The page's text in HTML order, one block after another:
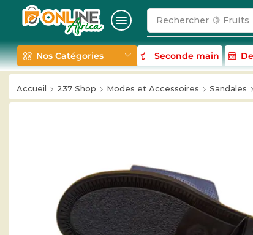
Rechercher 🍋 Fruits
Nos Catégories Seconde main
Accueil 237 Shop Modes et Accessoires Sandales